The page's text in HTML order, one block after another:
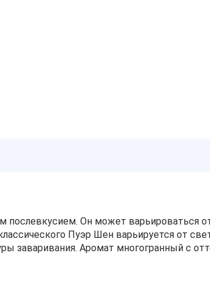
Он может варьироваться
Пуэр Шен варьируется от
заваривания. Аромат многогранный с